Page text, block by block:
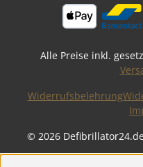
Alle Preise inkl.
© 2026
Widerrufsbelehrung